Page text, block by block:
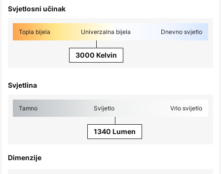
Svjetlosni učinak
Topla bijela Univerzalna bijela Dnevno svjetlo
3000 Kelvin
Svjetlina
Tamno Svijetlo Vrlo svijetlo
1340 Lumen
Dimenzije